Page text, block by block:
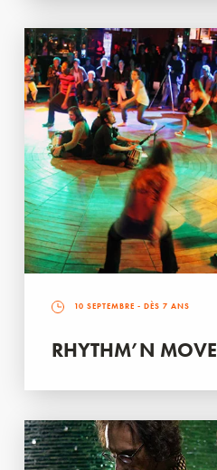
10 SEPTEMBRE - DÈS 7 ANS
RHYTHM’N MOVE